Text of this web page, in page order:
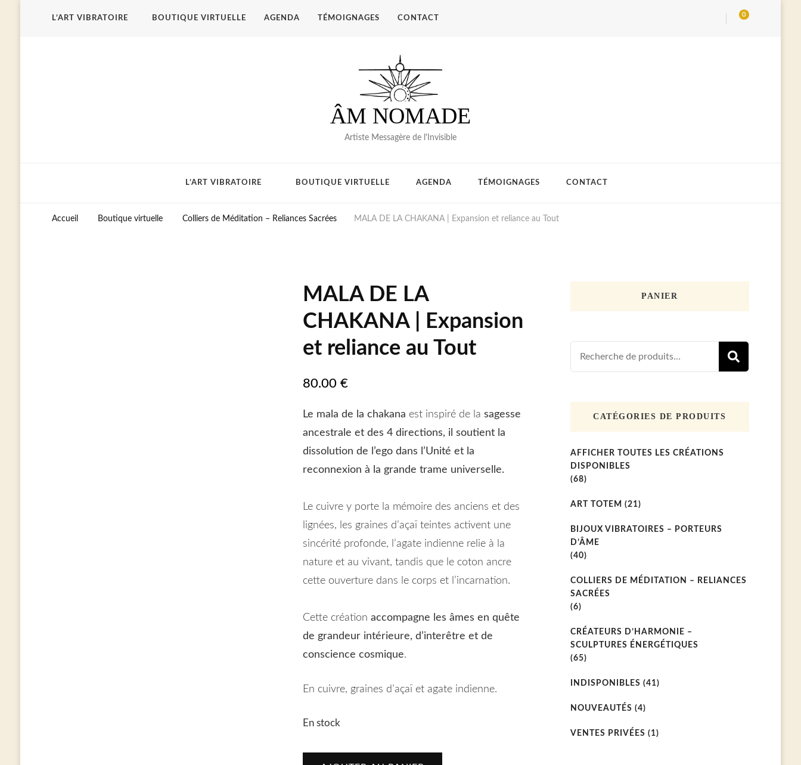
L’ART VIBRATOIRE BOUTIQUE VIRTUELLE AGENDA TÉMOIGNAGES CONTACT 0
ÂM NOMADE
Artiste Messagère de l'Invisible
L’ART VIBRATOIRE BOUTIQUE VIRTUELLE AGENDA TÉMOIGNAGES CONTACT
Accueil Boutique virtuelle Colliers de Méditation – Reliances Sacrées MALA DE LA CHAKANA | Expansion et reliance au Tout
MALA DE LA
CHAKANA | Expansion
et reliance au Tout
80.00 €
Le mala de la chakana est inspiré de la sagesse
ancestrale et des 4 directions, il soutient la
dissolution de l’ego dans l’Unité et la
reconnexion à la grande trame universelle.
Le cuivre y porte la mémoire des anciens et des
lignées, les graines d’açaï teintes activent une
sincérité profonde, l’agate indienne relie à la
nature et au vivant, tandis que le coton ancre
cette ouverture dans le corps et l’incarnation.
Cette création accompagne les âmes en quête
de grandeur intérieure, d’interêtre et de
conscience cosmique.
En cuivre, graines d’açaï et agate indienne.
En stock
quantité
PANIER
Recherche
pour :
CATÉGORIES DE PRODUITS
AFFICHER TOUTES LES CRÉATIONS
DISPONIBLES
(68)
ART TOTEM (21)
BIJOUX VIBRATOIRES – PORTEURS
D’ÂME
(40)
COLLIERS DE MÉDITATION – RELIANCES
SACRÉES
(6)
CRÉATEURS D’HARMONIE –
SCULPTURES ÉNERGÉTIQUES
(65)
INDISPONIBLES (41)
NOUVEAUTÉS (4)
VENTES PRIVÉES (1)